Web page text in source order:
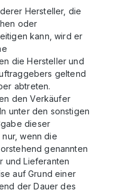
Hersteller, die
oder
kann, wird er
die Hersteller und
geltend
abtreten.
den Verkäufer
unter den sonstigen
dieser
wenn die
genannten
und Lieferanten
auf Grund einer
der Dauer des